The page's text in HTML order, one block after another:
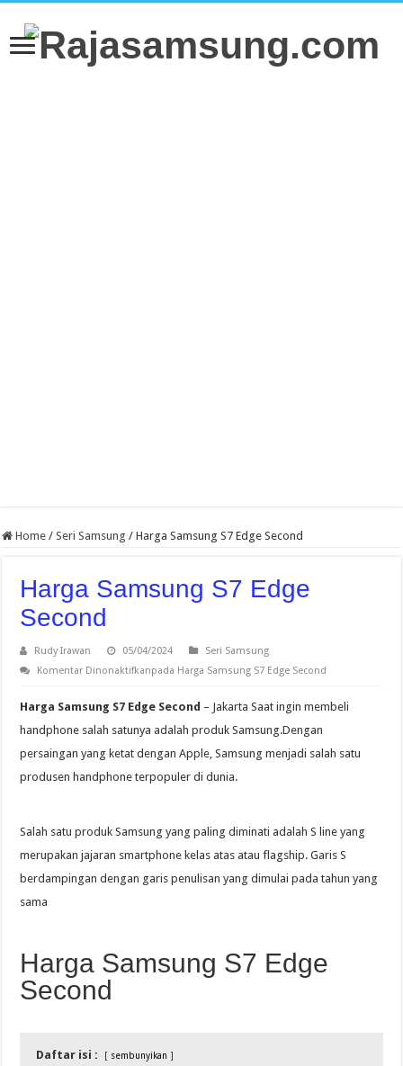
Home / Seri Samsung / Harga Samsung S7 Edge Second
Harga Samsung S7 Edge
Second
Rudy Irawan 05/04/2024
Seri Samsung
Komentar Dinonaktifkanpada Harga Samsung S7 Edge Second
Harga Samsung S7 Edge Second – Jakarta Saat ingin membeli
handphone salah satunya adalah produk Samsung.Dengan
persaingan yang ketat dengan Apple, Samsung menjadi salah satu
produsen handphone terpopuler di dunia.
Salah satu produk Samsung yang paling diminati adalah S line yang
merupakan jajaran smartphone kelas atas atau flagship. Garis S
berdampingan dengan garis penulisan yang dimulai pada tahun yang
sama
Harga Samsung S7 Edge
Second
Daftar isi : sembunyikan